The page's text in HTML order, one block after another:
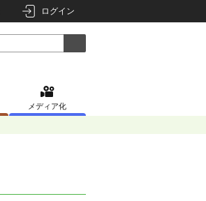
ログイン
メディア化